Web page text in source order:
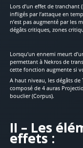
Lors d’un effet de tranchant (
infligés par l’attaque en
n’est pas augmenté par les
dégâts critiques, zones
Lorsqu’un ennemi meurt
permettant à Nekros de
cette fonction augmente si
A haut niveau, les dégâts
composé de 4 auras
bouclier (Corpus).
II – Les
effets :